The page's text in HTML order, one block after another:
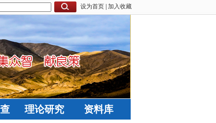
设为首页 加入收藏
理论研究 资料库